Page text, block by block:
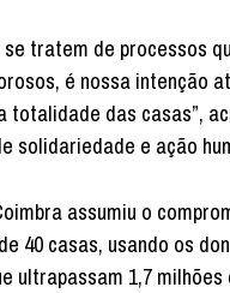
se tratem de processos
é nossa intenção
totalidade das casas”,
solidariedade e ação
assumiu o
40 casas, usando os
ultrapassam 1,7 milhões